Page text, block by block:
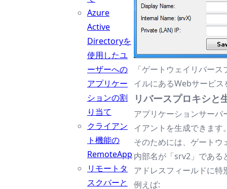
Azure
Active
Directoryを
使用したユ
ーザーへの
アプリケー
ションの割
り当て
クライアン
ト機能の
RemoteApp
リモートタ
スクバーと
「ゲートウェイリバー
イルにあるWebサービ
リバースプロキシと
アプリケーションサー
イアントを生成できます
そのためには、ゲート
内部名が「srv2」である
アドレスフィールドに
例えば: